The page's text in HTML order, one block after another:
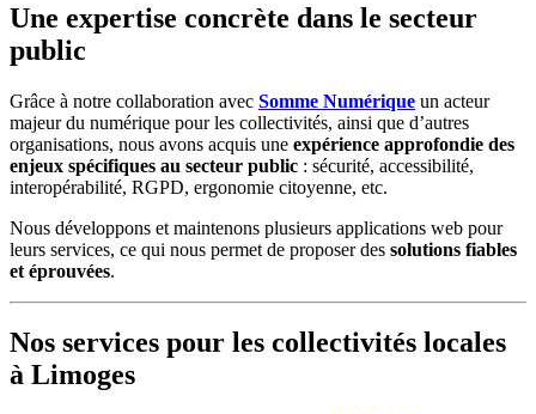
Une expertise concrète dans le secteur
public
Grâce à notre collaboration avec Somme Numérique un acteur
majeur du numérique pour les collectivités, ainsi que d’autres
organisations, nous avons acquis une expérience approfondie des
enjeux spécifiques au secteur public : sécurité, accessibilité,
interopérabilité, RGPD, ergonomie citoyenne, etc.
Nous développons et maintenons plusieurs applications web pour
leurs services, ce qui nous permet de proposer des solutions fiables
et éprouvées.
Nos services pour les collectivités locales
à Limoges